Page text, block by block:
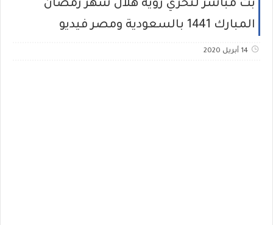
بث مباشر لتحري رؤية هلال شهر رمضان
المبارك 1441 بالسعودية ومصر فيديو
14 أبريل 2020